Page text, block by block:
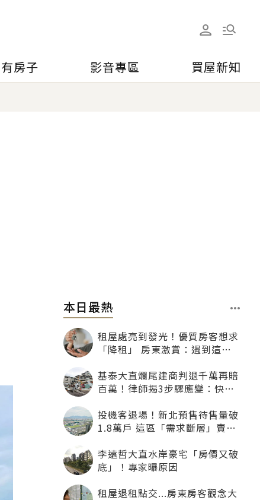
有房子 影音專區 買屋新知
本日最熱
租屋處亮到發光！優質房客想求
「降租」 房東激賞：遇到這種
基泰大直爛尾建商判退千萬再賠
百萬！律師揭3步驟應變：快通
投機客退場！新北預售待售量破
1.8萬戶 這區「需求斷層」賣壓
李遠哲大直水岸豪宅「房價又破
底」！專家曝原因
租屋退租點交...房東房客觀念大